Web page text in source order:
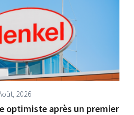
2026
optimiste après un premier